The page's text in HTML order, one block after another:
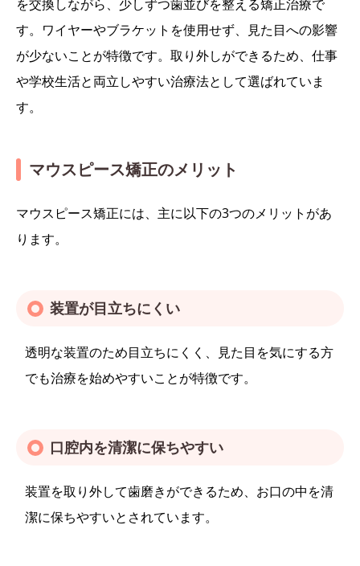
を交換しながら、少しずつ歯並びを整える矯正治療で
す。ワイヤーやブラケットを使用せず、見た目への影響
が少ないことが特徴です。取り外しができるため、仕事
や学校生活と両立しやすい治療法として選ばれていま
す。
マウスピース矯正のメリット
マウスピース矯正には、主に以下の3つのメリットがあ
ります。
装置が目立ちにくい
透明な装置のため目立ちにくく、見た目を気にする方
でも治療を始めやすいことが特徴です。
口腔内を清潔に保ちやすい
装置を取り外して歯磨きができるため、お口の中を清
潔に保ちやすいとされています。